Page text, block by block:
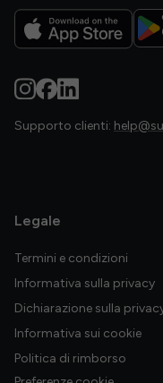
Supporto clienti:
Legale
Termini e condizioni
Informativa sulla privacy
Dichiarazione sulla
Informativa sui cookie
Politica di rimborso